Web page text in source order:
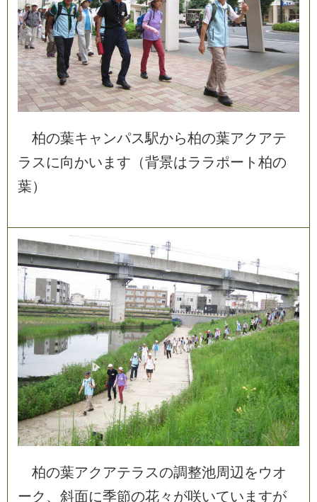
柏の葉キ ャ ンパス駅から柏の葉アク アテ
ラ ス に向かい ま す （背景はラ ラポー ト 柏の
葉）
柏の葉アク アテラ スの調整池周辺をウオ
ーク 、 斜面に季節の花々 が咲いてい ま すが